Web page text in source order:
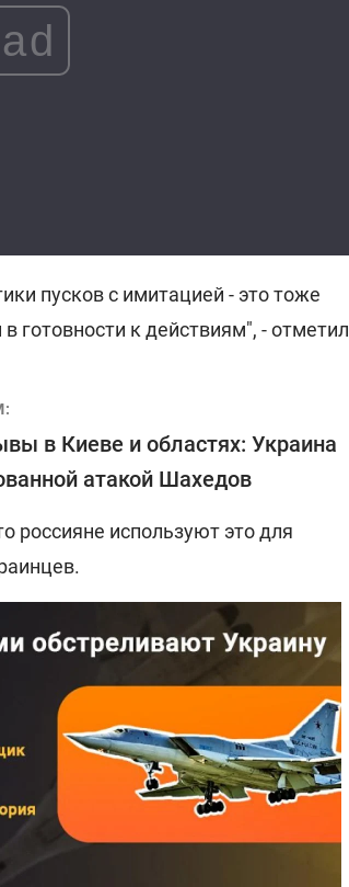
ad
пусков с имитацией - это тоже
готовности к действиям", - отметил
в Киеве и областях: Украина
атакой Шахедов
россияне используют это для